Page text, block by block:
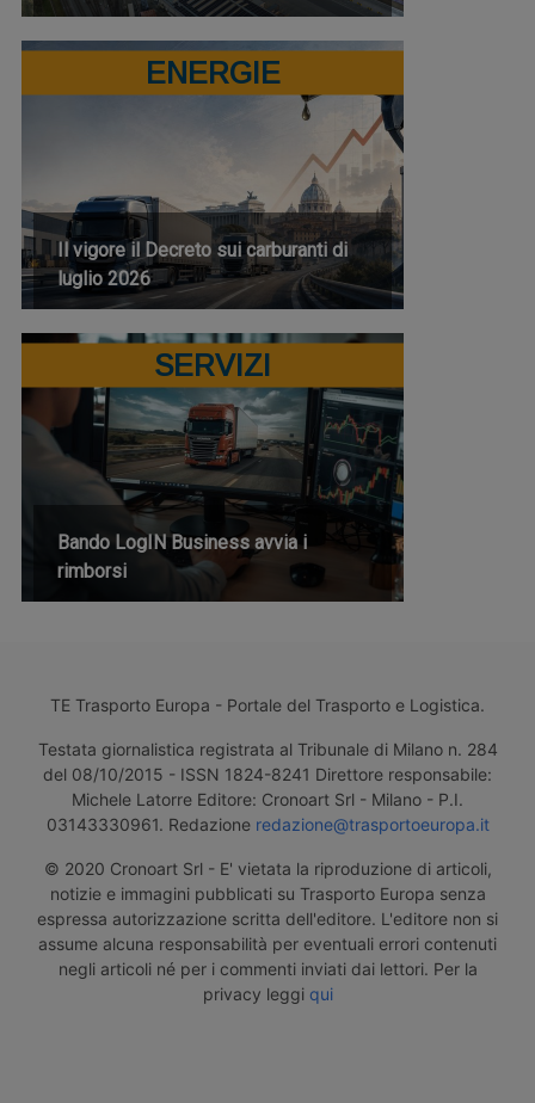
ENERGIE
Il vigore il Decreto sui carburanti di
luglio 2026
SERVIZI
Bando LogIN Business avvia i
rimborsi
TE Trasporto Europa - Portale del Trasporto e Logistica.
Testata giornalistica registrata al Tribunale di Milano n. 284
del 08/10/2015 - ISSN 1824-8241 Direttore responsabile:
Michele Latorre Editore: Cronoart Srl - Milano - P.I.
03143330961. Redazione redazione@trasportoeuropa.it
© 2020 Cronoart Srl - E' vietata la riproduzione di articoli,
notizie e immagini pubblicati su Trasporto Europa senza
espressa autorizzazione scritta dell'editore. L'editore non si
assume alcuna responsabilità per eventuali errori contenuti
negli articoli né per i commenti inviati dai lettori. Per la
privacy leggi qui